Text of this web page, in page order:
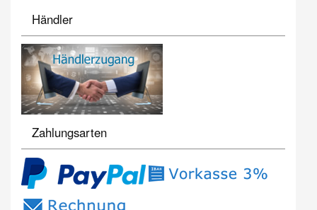
Händler
Zahlungsarten